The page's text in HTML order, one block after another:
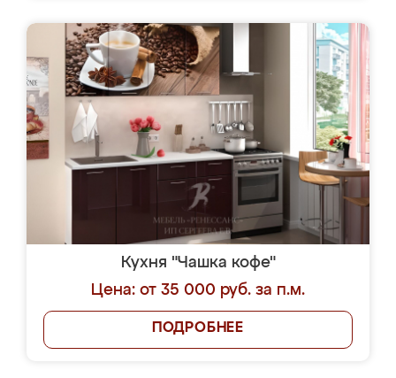
Кухня "Чашка кофе"
Цена: от 35 000 руб. за п.м.
ПОДРОБНЕЕ